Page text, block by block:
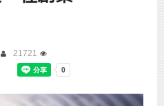
21721